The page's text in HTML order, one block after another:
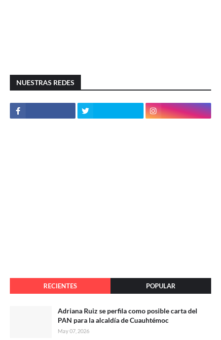
NUESTRAS REDES
RECIENTES POPULAR
Adriana Ruiz se perfila como posible carta del
PAN para la alcaldía de Cuauhtémoc
May 07, 2026